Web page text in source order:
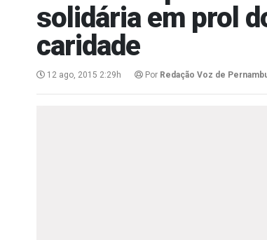
solidária em prol
caridade
12 ago, 2015 2:29h Por Redação Voz de